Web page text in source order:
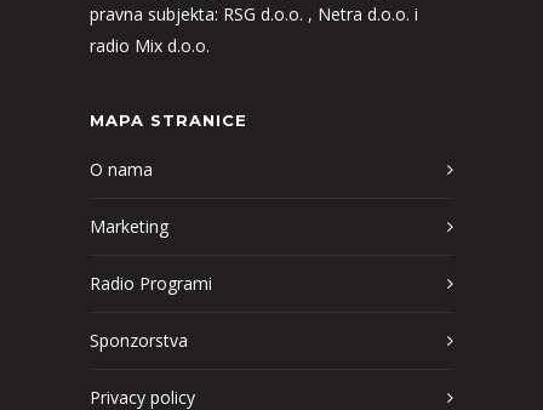
pravna subjekta: RSG d.o.o. , Netra d.o.o. i
radio Mix d.o.o.
MAPA STRANICE
O nama
Marketing
Radio Programi
Sponzorstva
Privacy policy